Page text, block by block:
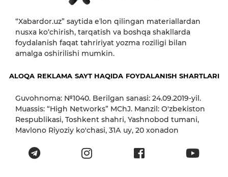
“Xabardor.uz” saytida eʼlon qilingan materiallardan
nusxa ko‘chirish, tarqatish va boshqa shakllarda
foydalanish faqat tahririyat yozma roziligi bilan
amalga oshirilishi mumkin.
ALOQA REKLAMA SAYT HAQIDA FOYDALANISH SHARTLARI
Guvohnoma: №1040. Berilgan sanasi: 24.09.2019-yil.
Muassis: “High Networks” MChJ. Manzil: O'zbekiston
Respublikasi, Toshkent shahri, Yashnobod tumani,
Mavlono Riyoziy ko'chasi, 31А uy, 20 xonadon